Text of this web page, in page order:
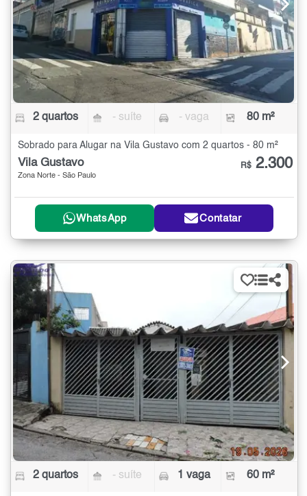
2 quartos - suíte - vaga 80 m²
Sobrado para Alugar na Vila Gustavo com 2 quartos - 80 m²
Vila Gustavo
Zona Norte - São Paulo
R$ 2.300
WhatsApp Contatar
2 quartos - suíte 1 vaga 60 m²